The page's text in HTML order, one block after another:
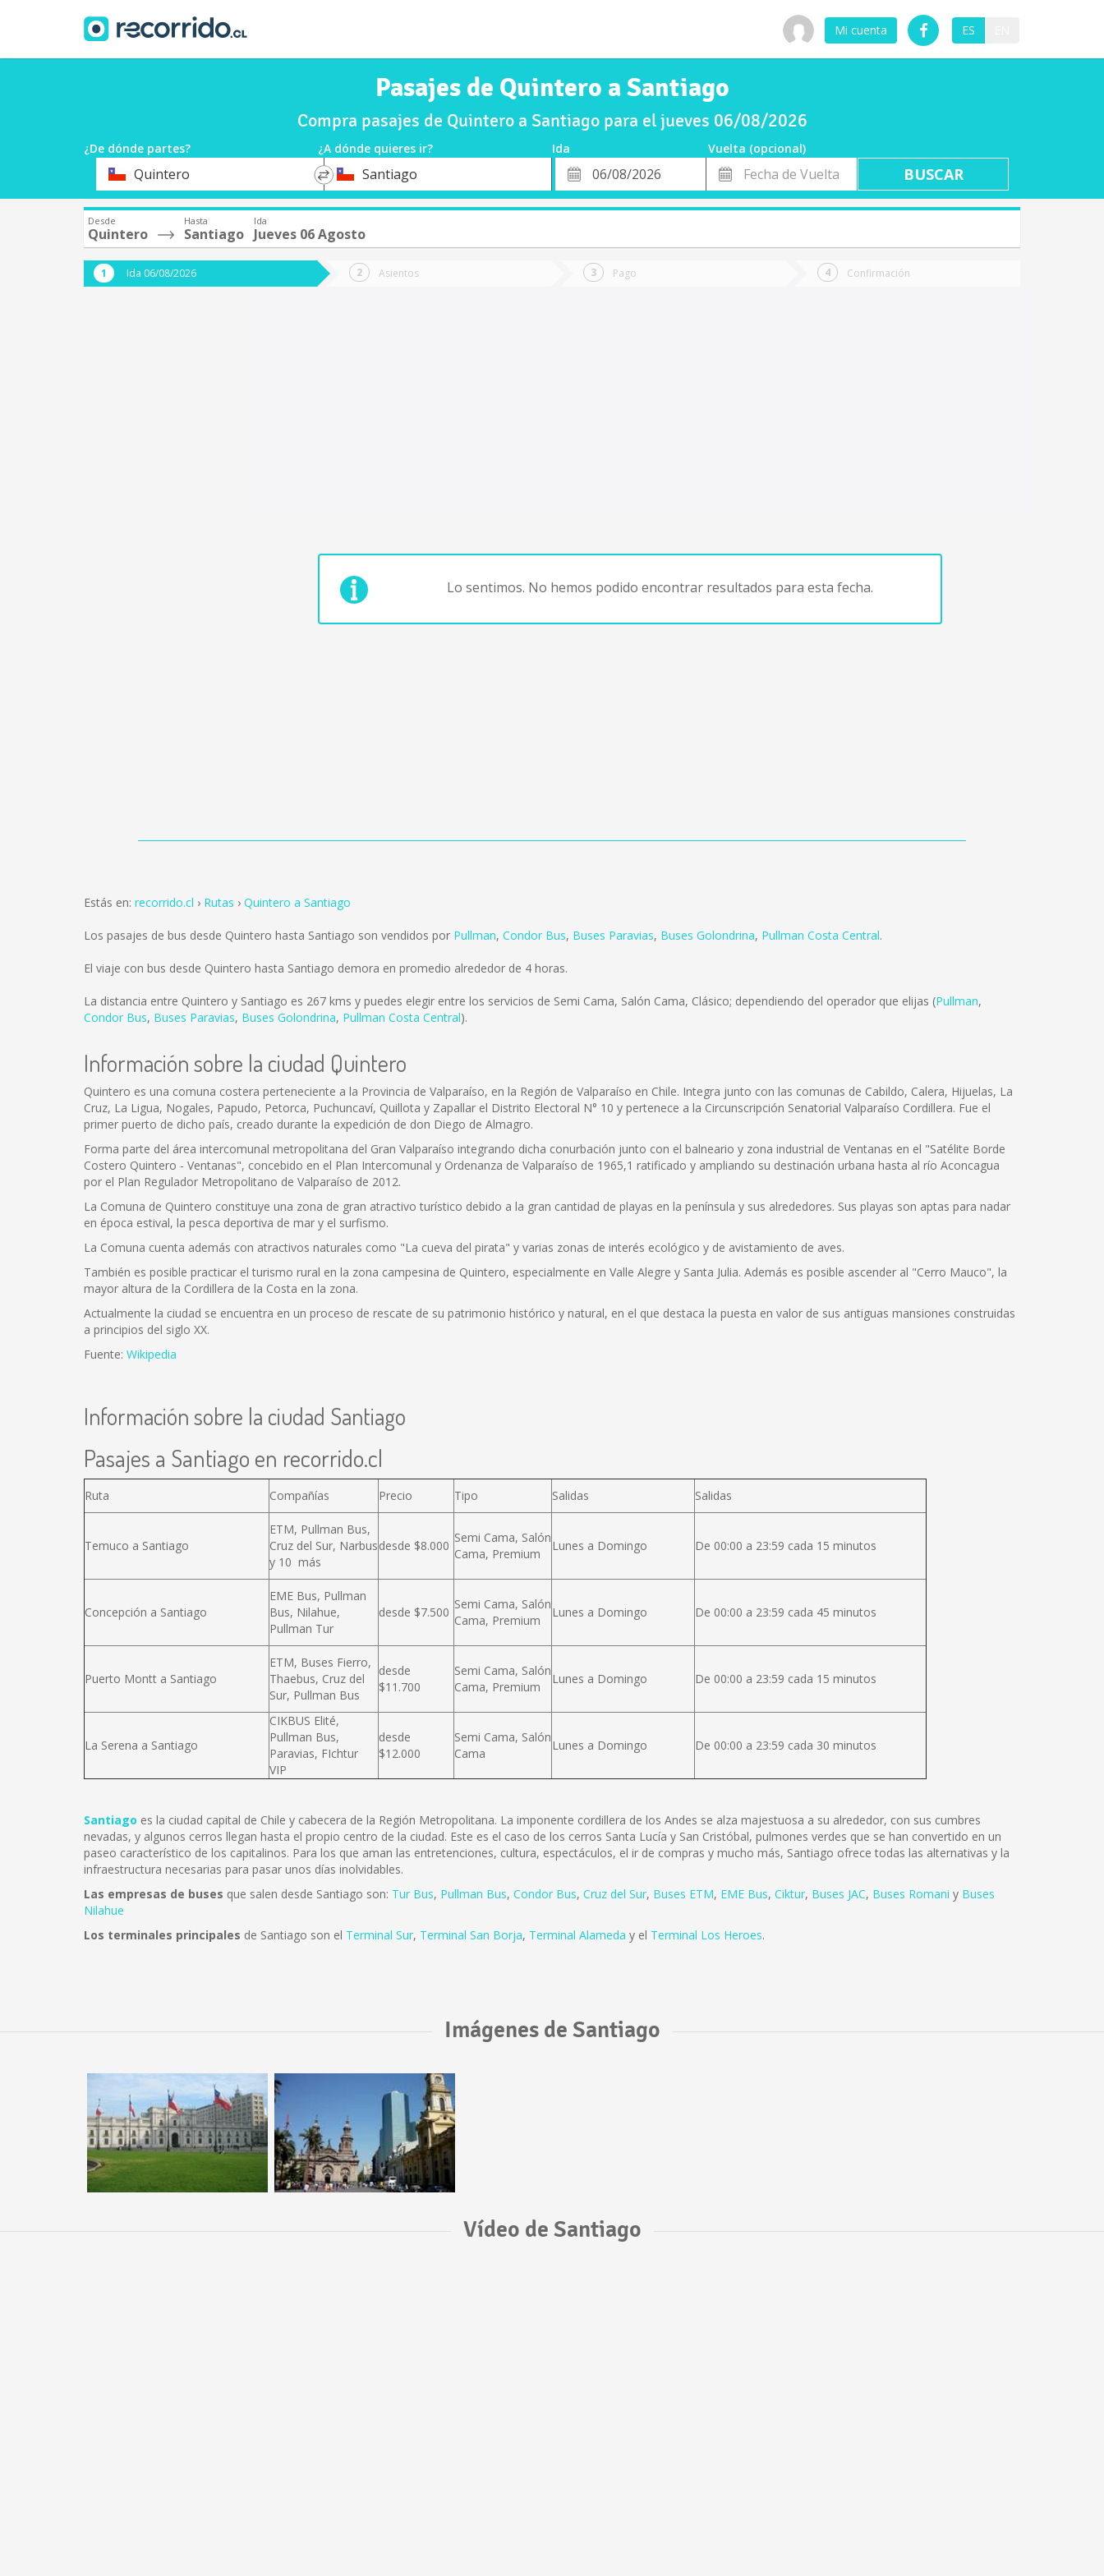
Mi cuenta ES
Pasajes de Quintero a Santiago
Compra pasajes de Quintero a Santiago para el jueves 06/08/2026
¿De dónde partes? ¿A dónde quieres ir? Ida
Vuelta (opcional)
OrigenQuintero
*
DestinoSantiago
Fecha
de
Fecha
de
Vuelta
Desde
Quintero
Hasta
Santiago
Ida
Jueves 06 Agosto
Ida 06/08/2026 Asientos Pago Confirmación
Lo sentimos. No hemos podido encontrar resultados para esta fecha.
Estás en: recorrido.cl Rutas Quintero a Santiago
Los pasajes de bus desde Quintero hasta Santiago son vendidos por Pullman, Condor Bus, Buses Paravias, Buses Golondrina, Pullman Costa Central.
El viaje con bus desde Quintero hasta Santiago demora en promedio alrededor de 4 horas.
La distancia entre Quintero y Santiago es 267 kms y puedes elegir entre los servicios de Semi Cama, Salón Cama, Clásico; dependiendo del operador que elijas (Pullman,
Condor Bus, Buses Paravias, Buses Golondrina, Pullman Costa Central).
Información sobre la ciudad Quintero
Quintero es una comuna costera perteneciente a la Provincia de Valparaíso, en la Región de Valparaíso en Chile. Integra junto con las comunas de Cabildo, Calera, Hijuelas, La
Cruz, La Ligua, Nogales, Papudo, Petorca, Puchuncaví, Quillota y Zapallar el Distrito Electoral N° 10 y pertenece a la Circunscripción Senatorial Valparaíso Cordillera. Fue el
primer puerto de dicho país, creado durante la expedición de don Diego de Almagro.
Forma parte del área intercomunal metropolitana del Gran Valparaíso integrando dicha conurbación junto con el balneario y zona industrial de Ventanas en el "Satélite Borde
Costero Quintero - Ventanas", concebido en el Plan Intercomunal y Ordenanza de Valparaíso de 1965,1 ratificado y ampliando su destinación urbana hasta al río Aconcagua
por el Plan Regulador Metropolitano de Valparaíso de 2012.
La Comuna de Quintero constituye una zona de gran atractivo turístico debido a la gran cantidad de playas en la península y sus alrededores. Sus playas son aptas para nadar
en época estival, la pesca deportiva de mar y el surfismo.
La Comuna cuenta además con atractivos naturales como "La cueva del pirata" y varias zonas de interés ecológico y de avistamiento de aves.
También es posible practicar el turismo rural en la zona campesina de Quintero, especialmente en Valle Alegre y Santa Julia. Además es posible ascender al "Cerro Mauco", la
mayor altura de la Cordillera de la Costa en la zona.
Actualmente la ciudad se encuentra en un proceso de rescate de su patrimonio histórico y natural, en el que destaca la puesta en valor de sus antiguas mansiones construidas
a principios del siglo XX.
Fuente: Wikipedia
Información sobre la ciudad Santiago
Pasajes a Santiago en recorrido.cl
Ruta Compañías Precio Tipo Salidas Salidas
Temuco a Santiago
ETM, Pullman Bus,
Cruz del Sur, Narbus
y 10 más
desde $8.000
Semi Cama, Salón
Cama, Premium
Lunes a Domingo De 00:00 a 23:59 cada 15 minutos
Concepción a Santiago
EME Bus, Pullman
Bus, Nilahue,
Pullman Tur
desde $7.500
Semi Cama, Salón
Cama, Premium
Lunes a Domingo De 00:00 a 23:59 cada 45 minutos
Puerto Montt a Santiago
ETM, Buses Fierro,
Thaebus, Cruz del
Sur, Pullman Bus
desde
$11.700
Semi Cama, Salón
Cama, Premium
Lunes a Domingo De 00:00 a 23:59 cada 15 minutos
La Serena a Santiago
CIKBUS Elité,
Pullman Bus,
Paravias, FIchtur
VIP
desde
$12.000
Semi Cama, Salón
Cama
Lunes a Domingo De 00:00 a 23:59 cada 30 minutos
Santiago es la ciudad capital de Chile y cabecera de la Región Metropolitana. La imponente cordillera de los Andes se alza majestuosa a su alrededor, con sus cumbres
nevadas, y algunos cerros llegan hasta el propio centro de la ciudad. Este es el caso de los cerros Santa Lucía y San Cristóbal, pulmones verdes que se han convertido en un
paseo característico de los capitalinos. Para los que aman las entretenciones, cultura, espectáculos, el ir de compras y mucho más, Santiago ofrece todas las alternativas y la
infraestructura necesarias para pasar unos días inolvidables.
Las empresas de buses que salen desde Santiago son: Tur Bus, Pullman Bus, Condor Bus, Cruz del Sur, Buses ETM, EME Bus, Ciktur, Buses JAC, Buses Romani y Buses
Nilahue
Los terminales principales de Santiago son el Terminal Sur, Terminal San Borja, Terminal Alameda y el Terminal Los Heroes.
Imágenes de Santiago
Vídeo de Santiago